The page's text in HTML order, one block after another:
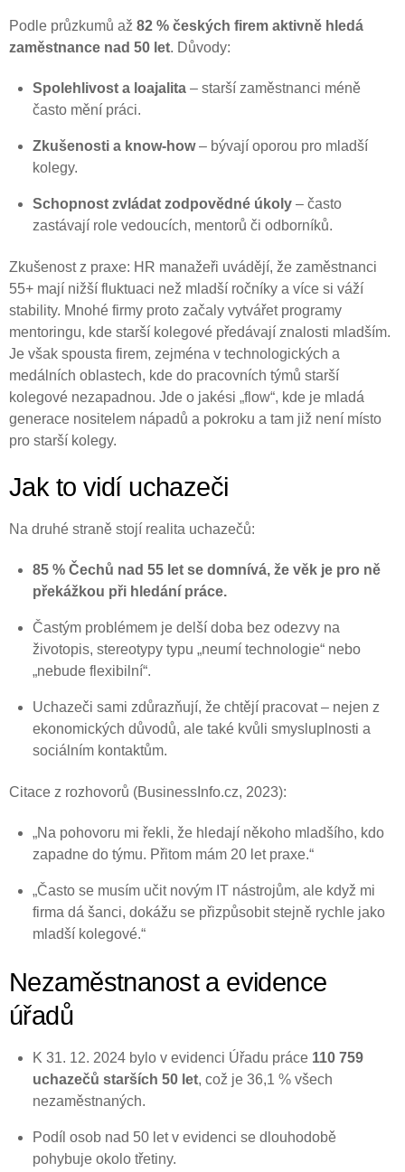
Podle průzkumů až 82 % českých firem aktivně hledá
zaměstnance nad 50 let. Důvody:
Spolehlivost a loajalita– starší zaměstnanci méně
často mění práci.
Zkušenosti a know-how– bývají oporou pro mladší
kolegy.
Schopnost zvládat zodpovědné úkoly– často
zastávají role vedoucích, mentorů či odborníků.
Zkušenost z praxe: HR manažeři uvádějí, že zaměstnanci
55+ mají nižší fluktuaci než mladší ročníky a více si váží
stability. Mnohé firmy proto začaly vytvářet programy
mentoringu, kde starší kolegové předávají znalosti mladším.
Je však spousta firem, zejména v technologických a
medálních oblastech, kde do pracovních týmů starší
kolegové nezapadnou. Jde o jakési „flow“, kde je mladá
generace nositelem nápadů a pokroku a tam již není místo
pro starší kolegy.
Jak to vidí uchazeči
Na druhé straně stojí realita uchazečů:
85 % Čechů nad 55 let se domnívá, že věk je pro ně
překážkou při hledání práce.
Častým problémem je delší doba bez odezvy na
životopis, stereotypy typu „neumí technologie“ nebo
„nebude flexibilní“.
Uchazeči sami zdůrazňují, že chtějí pracovat – nejen z
ekonomických důvodů, ale také kvůli smysluplnosti a
sociálním kontaktům.
Citace z rozhovorů (BusinessInfo.cz, 2023):
„Na pohovoru mi řekli, že hledají někoho mladšího, kdo
zapadne do týmu. Přitom mám 20 let praxe.“
„Často se musím učit novým IT nástrojům, ale když mi
firma dá šanci, dokážu se přizpůsobit stejně rychle jako
mladší kolegové.“
Nezaměstnanost a evidence
úřadů
K 31. 12. 2024 bylo v evidenci Úřadu práce 110 759
uchazečů starších 50 let, což je 36,1 % všech
nezaměstnaných.
Podíl osob nad 50 let v evidenci se dlouhodobě
pohybuje okolo třetiny.